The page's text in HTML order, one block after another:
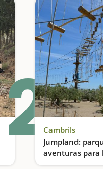
Un tren en medio de la naturaleza
2Cambrils
Jumpland:
aventuras para
intrépidos